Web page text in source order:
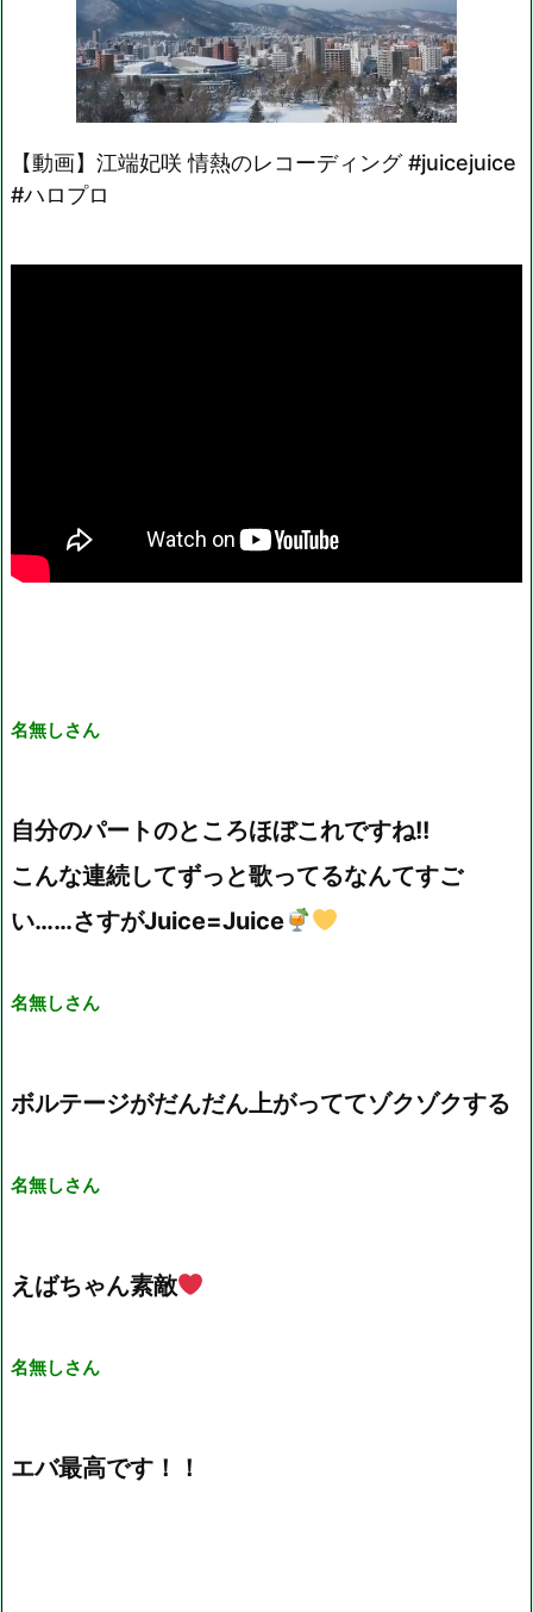
【動画】江端妃咲 情熱のレコーディング #juicejuice
#ハロプロ
名無しさん
自分のパートのところほぼこれですね!!
こんな連続してずっと歌ってるなんてすご
い……さすがJuice=Juice
名無しさん
ボルテージがだんだん上がっててゾクゾクする
名無しさん
えばちゃん素敵
名無しさん
エバ最高です！！